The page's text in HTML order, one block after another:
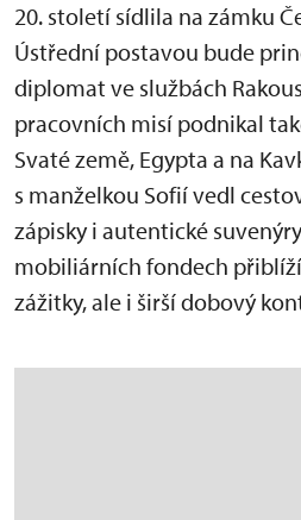
20. století sídlila na zámku
Ústřední postavou bude
diplomat ve službách
pracovních misí podnikal
Svaté země, Egypta a na
s manželkou Sofií vedl
zápisky i autentické
mobiliárních fondech
zážitky, ale i širší dobový